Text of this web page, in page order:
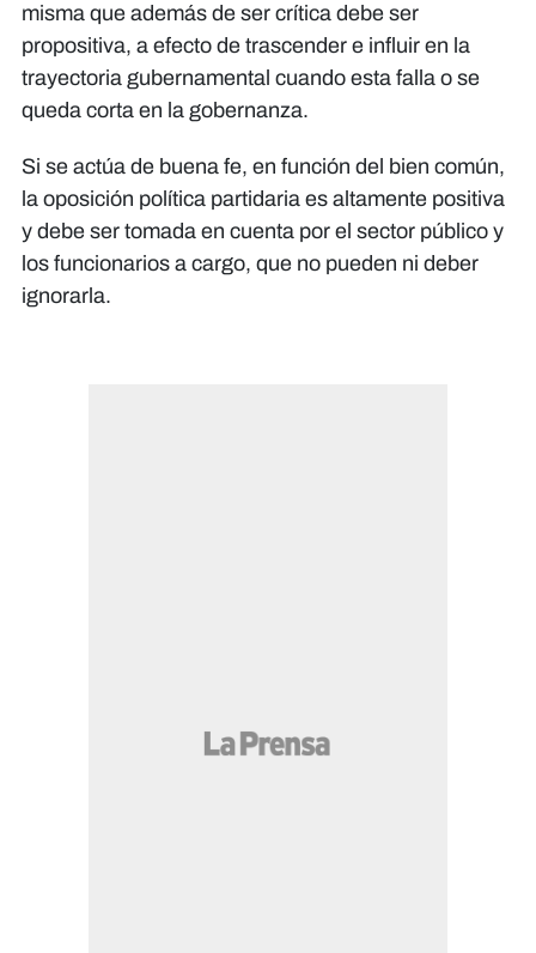
misma que además de ser crítica debe ser
propositiva, a efecto de trascender e influir en la
trayectoria gubernamental cuando esta falla o se
queda corta en la gobernanza.
Si se actúa de buena fe, en función del bien común,
la oposición política partidaria es altamente positiva
y debe ser tomada en cuenta por el sector público y
los funcionarios a cargo, que no pueden ni deber
ignorarla.